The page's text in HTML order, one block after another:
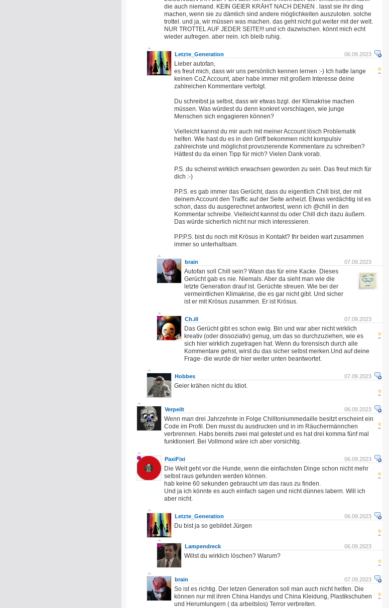
die auch niemand. KEIN GEIER KRÄHT NACH DENEN . lasst sie ihr ding
machen, wenn sie zu dämlich sind andere möglichkeiten auszuloten. solche
trottel. und ja, wir müssen was machen. das geht nicht gut weiter mit der welt.
NUR TROTTEL AUF JEDER SEITE!!! und ich dazwischen. könnt mich echt
wieder aufregen. aber nein. ich bleib ruhig.
06.09.2023
Letzte_Generation
Lieber autofan,
es freut mich, dass wir uns persönlich kennen lernen :-) Ich hatte lange
keinen CoZ Account, aber habe immer mit großem Interesse deine
zahlreichen Kommentare verfolgt.
Du schreibst ja selbst, dass wir etwas bzgl. der Klimakrise machen
müssen. Was würdest du denn konkret vorschlagen, wie junge
Menschen sich engagieren können?
Vielleicht kannst du mir auch mit meiner Account lösch Problematik
helfen. Wie hast du es in den Griff bekommen nicht kompulsiv
zahlreichste und möglichst provozierende Kommentare zu schreiben?
Hättest du da einen Tipp für mich? Vielen Dank vorab.
P.S. du scheinst wirklich erwachsen geworden zu sein. Das freut mich für
dich :-)
P.P.S. es gab immer das Gerücht, dass du eigentlich Chill bist, der mit
deinem Account den Traffic auf der Seite anheizt. Etwas verdächtig ist es
schon, dass du ausgerechnet antwortest, wenn ich @chill in den
Kommentar schreibe. Vielleicht kannst du oder Chill dich dazu äußern.
Das würde sicherlich nicht nur mich interessieren.
P.P.P.S. bist du noch mit Krösus in Kontakt? Ihr beiden wart zusammen
immer so unterhaltsam.
07.09.2023
brain
Autofan soll Chill sein? Wasn das für eine Kacke. Dieses
Gerücht gab es nie. Niemals. Aber da sieht man wie die
letzte Generation drauf ist. Gerüchte streuen. Wie bei der
vermeintlichen Klimakrise, die es gar nicht gibt. Und sicher
ist er mit Krösus zusammen. Er ist Krösus.
07.09.2023
Ch.ill
Das Gerücht gibt es schon ewig. Bin und war aber nicht wirklich
kreativ (oder dissoziativ) genug, um das so durchzuziehen, wie es
sich hier wirklich zugetragen hat. Wenn du forensisch durch alle
Kommentare gehst, wirst du das sicher selbst merken.Und auf deine
Frage- die wurde dir hier weiter unten beantwortet.
07.09.2023
Hobbes
Geier krähen nicht du Idiot.
06.09.2023
Verpeilt
Wenn man drei Jahrzehnte in Folge Chilltoniummedaille besitzt erscheint ein
Code im Profil. Den musst du ausdrucken und in im Räuchermännchen
verbrennen. Habs bereits zwei mal getestet und es hat drei komma fünf mal
funktioniert. Bei Vollmond wäre ich aber vorsichtig.
06.09.2023
PaxiFixi
Die Welt geht vor die Hunde, wenn die einfachsten Dinge schon nicht mehr
selbst raus gefunden werden können.
hab keine 60 sekunden gebraucht um das raus zu finden.
Und ja ich könnte es auch einfach sagen und nicht dünnes labern. Will ich
aber nicht.
06.09.2023
Letzte_Generation
Du bist ja so gebildet Jürgen
06.09.2023
Lampendreck
Willst du wirklich löschen? Warum?
07.09.2023
brain
So ist es richtig. Der letzen Generation soll man auch nicht helfen. Die
können nur mit ihren China Handys und China Kleidung, Plastikschuhen
und Herumlungern ( da arbeitslos) Terror verbreiten.